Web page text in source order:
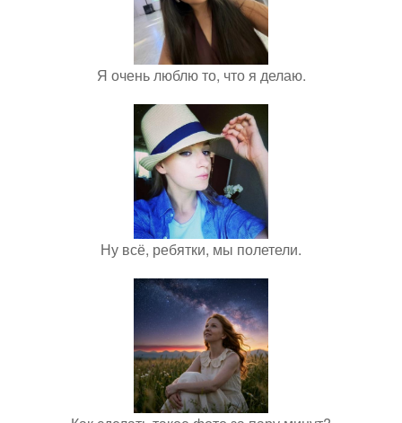
Я очень люблю то, что я делаю.
Ну всё, ребятки, мы полетели.